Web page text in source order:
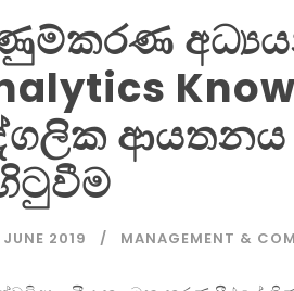
ආයතනය
2019 MANAGEMENT &